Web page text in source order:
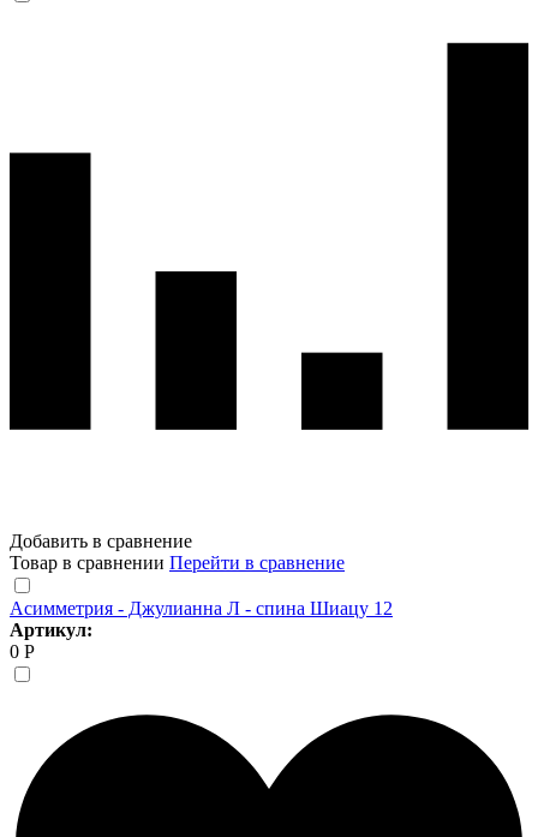
Добавить в сравнение
Товар в сравнении Перейти в сравнение
Асимметрия - Джулианна Л - спина Шиацу 12
Артикул:
0 Р